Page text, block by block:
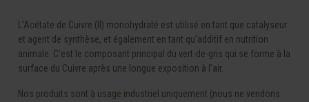
L’Acétate de Cuivre (II) monohydraté est utilisé en tant que catalyseur
et agent de synthèse, et également en tant qu’additif en nutrition
animale. C’est le composant principal du vert-de-gris qui se forme à la
surface du Cuivre après une longue exposition à l’air.
Nos produits sont à usage industriel uniquement (nous ne vendons